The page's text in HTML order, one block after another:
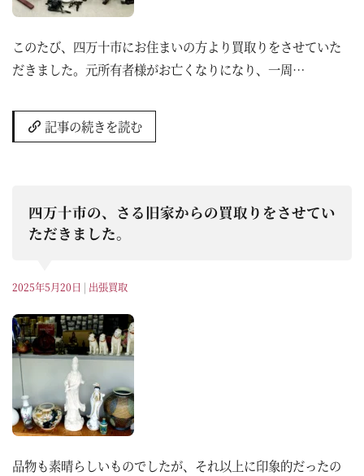
このたび、四万十市にお住まいの方より買取りをさせていた
だきました。元所有者様がお亡くなりになり、一周…
記事の続きを読む
四万十市の、さる旧家からの買取りをさせてい
ただきました。
2025年5月20日 | 出張買取
品物も素晴らしいものでしたが、それ以上に印象的だったの